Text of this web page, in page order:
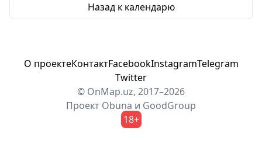
Назад к календарю
О проектеКонтактFacebookInstagramTelegram
Twitter
© OnMap.uz, 2017–2026
Проект Obuna и GoodGroup
18+